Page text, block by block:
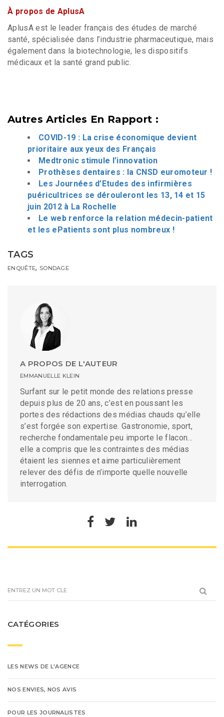
À propos de AplusA
AplusA est le leader français des études de marché
santé, spécialisée dans l’industrie pharmaceutique, mais
également dans la biotechnologie, les dispositifs
médicaux et la santé grand public.
Autres Articles En Rapport :
COVID-19 : La crise économique devient
prioritaire aux yeux des Français
Medtronic stimule l’innovation
Prothèses dentaires : la CNSD euromoteur !
Les Journées d’Etudes des infirmières
puéricultrices se dérouleront les 13, 14 et 15
juin 2012 à La Rochelle
Le web renforce la relation médecin-patient
et les ePatients sont plus nombreux !
TAGS
ENQUÊTE, SONDAGE
A PROPOS DE L'AUTEUR
EMMANUELLE KLEIN
Surfant sur le petit monde des relations presse
depuis plus de 20 ans, c’est en poussant les
portes des rédactions des médias chauds qu’elle
s’est forgée son expertise. Gastronomie, sport,
recherche fondamentale peu importe le flacon…
elle a compris que les contraintes des médias
étaient les siennes et aime particulièrement
relever des défis de n’importe quelle nouvelle
interrogation.
CATÉGORIES
LES NEWS DE L'AGENCE
NOS ENVIES, NOS AVIS
POUR LES JOURNALISTES